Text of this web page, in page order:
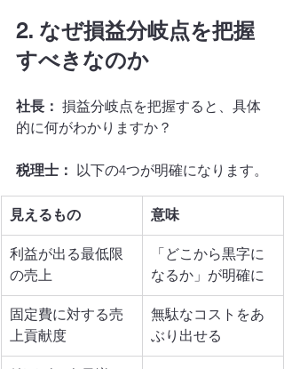
2. なぜ損益分岐点を把握
すべきなのか
社長： 損益分岐点を把握すると、具体
的に何がわかりますか？
税理士： 以下の4つが明確になります。
見えるもの 意味
利益が出る最低限
の売上
「どこから黒字に
なるか」が明確に
固定費に対する売
上貢献度
無駄なコストをあ
ぶり出せる